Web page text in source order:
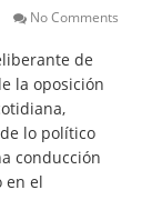
No Comments
de
la oposición
lo político
conducción
en el